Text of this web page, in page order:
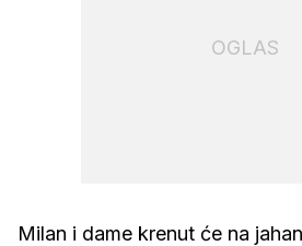
OGLAS
Milan i dame krenut će na